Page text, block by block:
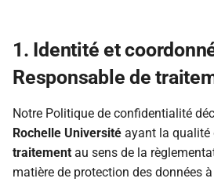
e
c
e
r
vos données personnelles
10. Cookies
11. Évolution et Modifications
de la Politique de
Confidentialité
1. Identité et
Responsable de
Notre Politique de confidentialité
Rochelle Université ayant la qualité
traitement au sens de la
matière de protection des données